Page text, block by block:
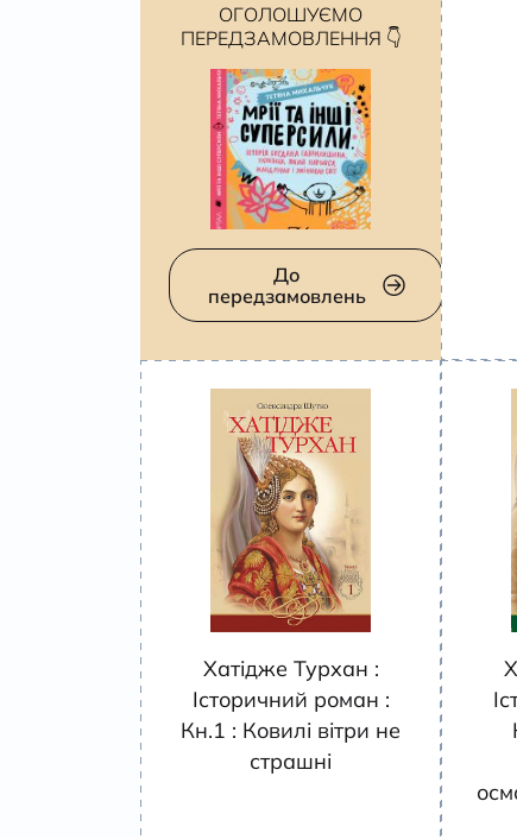
ОГОЛОШУЄМО
ПЕРЕДЗАМОВЛЕННЯ 👇
До
передзамовлень
Хатідже Турхан :
Історичний роман :
Кн.1 : Ковилі вітри не
страшні